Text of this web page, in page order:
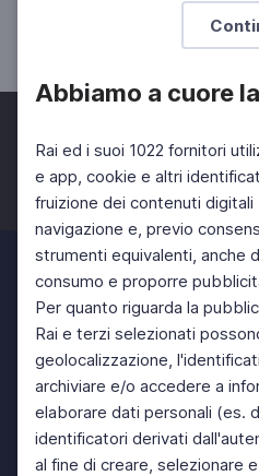
Abbiamo a cuore
Rai ed i suoi 1022 fornitori
e app, cookie e altri
fruizione dei contenuti digitali
navigazione e, previo
strumenti equivalenti, anche
consumo e proporre
Per quanto riguarda la
Rai e terzi selezionati
geolocalizzazione,
archiviare e/o accedere a
elaborare dati personali (es.
identificatori derivati
al fine di creare, selezionare
Facebook